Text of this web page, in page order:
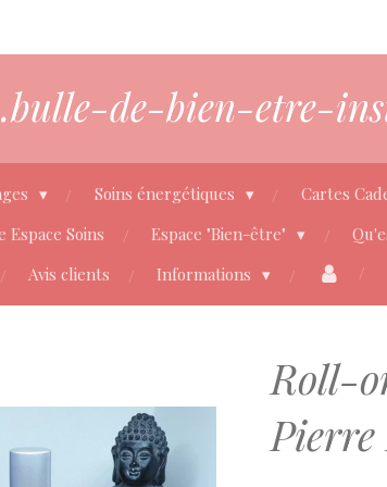
de-bien-etre-
Soins énergétiques Cartes
Espace Soins Espace "Bien-être"
Avis clients
Informations
Roll-